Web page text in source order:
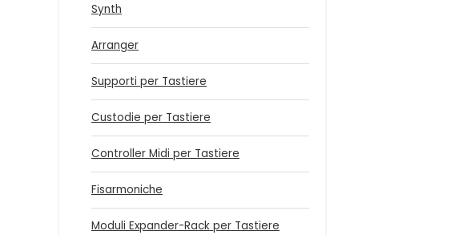
Synth
Arranger
Supporti per Tastiere
Custodie per Tastiere
Controller Midi per Tastiere
Fisarmoniche
Moduli Expander-Rack per Tastiere